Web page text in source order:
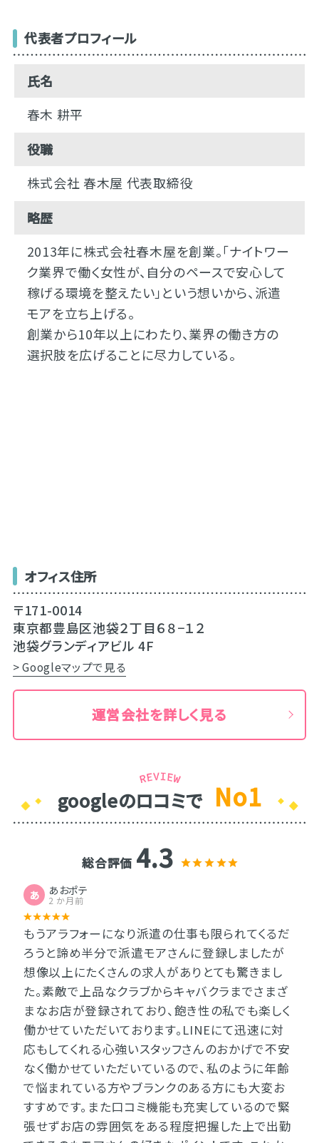
代表者プロフィール
氏名
春木 耕平
役職
株式会社 春木屋 代表取締役
略歴
2013年に株式会社春木屋を創業。「ナイトワー
ク業界で働く女性が、自分のペースで安心して
稼げる環境を整えたい」という想いから、派遣
モアを立ち上げる。
創業から10年以上にわたり、業界の働き方の
選択肢を広げることに尽力している。
オフィス住所
〒171-0014
東京都豊島区池袋２丁目６８−１２
池袋グランディアビル 4F
> Googleマップで見る
運営会社を詳しく見る
googleのロコミで No1
総合評価 4.3
あ あおポテ
2 か月前
もうアラフォーになり派遣の仕事も限られてくるだ
ろうと諦め半分で派遣モアさんに登録しましたが
想像以上にたくさんの求人がありとても驚きまし
た。素敵で上品なクラブからキャバクラまでさまざ
まなお店が登録されており、飽き性の私でも楽しく
働かせていただいております。LINEにて迅速に対
応もしてくれる心強いスタッフさんのおかげで不安
なく働かせていただいているので、私のように年齢
で悩まれている方やブランクのある方にも大変お
すすめです。また口コミ機能も充実しているので緊
張せずお店の雰囲気をある程度把握した上で出勤